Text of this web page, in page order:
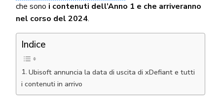
che sono i contenuti dell’Anno 1 e che arriveranno
nel corso del 2024.
Indice
Ubisoft annuncia la data di uscita di xDefiant e tutti
i contenuti in arrivo